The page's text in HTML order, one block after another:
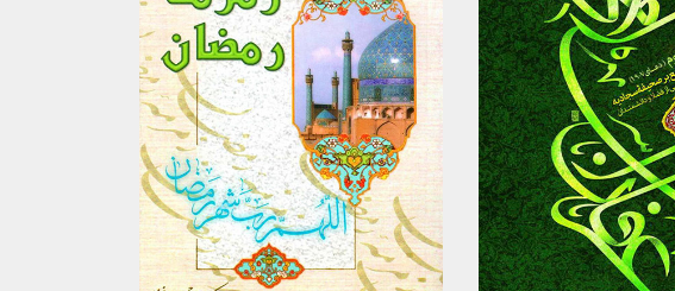
برگزیدن
مشاهده
برگزیدن
مشاهده